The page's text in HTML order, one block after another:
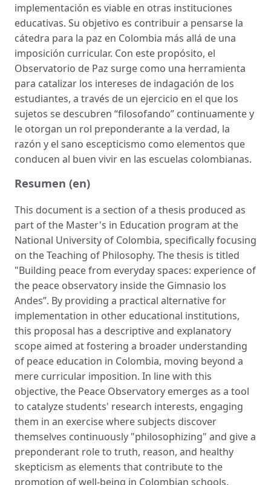
implementación es viable en otras instituciones
educativas. Su objetivo es contribuir a pensarse la
cátedra para la paz en Colombia más allá de una
imposición curricular. Con este propósito, el
Observatorio de Paz surge como una herramienta
para catalizar los intereses de indagación de los
estudiantes, a través de un ejercicio en el que los
sujetos se descubren “filosofando” continuamente y
le otorgan un rol preponderante a la verdad, la
razón y el sano escepticismo como elementos que
conducen al buen vivir en las escuelas colombianas.
Resumen (en)
This document is a section of a thesis produced as
part of the Master's in Education program at the
National University of Colombia, specifically focusing
on the Teaching of Philosophy. The thesis is titled
"Building peace from everyday spaces: experience of
the peace observatory inside the Gimnasio los
Andes”. By providing a practical alternative for
implementation in other educational institutions,
this proposal has a descriptive and explanatory
scope aimed at fostering a broader understanding
of peace education in Colombia, moving beyond a
mere curricular imposition. In line with this
objective, the Peace Observatory emerges as a tool
to catalyze students' research interests, engaging
them in an exercise where subjects discover
themselves continuously "philosophizing" and give a
preponderant role to truth, reason, and healthy
skepticism as elements that contribute to the
promotion of well-being in Colombian schools.